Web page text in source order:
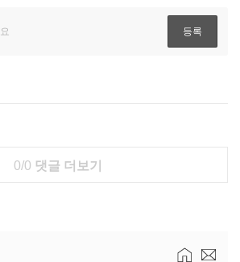
0/0 댓글 더보기